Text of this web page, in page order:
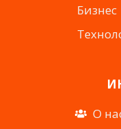
Бизнес
О